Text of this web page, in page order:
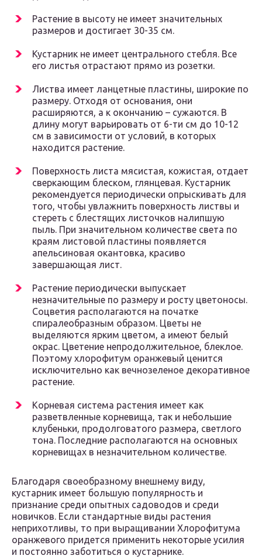
Растение в высоту не имеет значительных
размеров и достигает 30-35 см.
Кустарник не имеет центрального стебля. Все
его листья отрастают прямо из розетки.
Листва имеет ланцетные пластины, широкие по
размеру. Отходя от основания, они
расширяются, а к окончанию – сужаются. В
длину могут варьировать от 6-ти см до 10-12
см в зависимости от условий, в которых
находится растение.
Поверхность листа мясистая, кожистая, отдает
сверкающим блеском, глянцевая. Кустарник
рекомендуется периодически опрыскивать для
того, чтобы увлажнить поверхность листвы и
стереть с блестящих листочков налипшую
пыль. При значительном количестве света по
краям листовой пластины появляется
апельсиновая окантовка, красиво
завершающая лист.
Растение периодически выпускает
незначительные по размеру и росту цветоносы.
Соцветия располагаются на початке
спиралеобразным образом. Цветы не
выделяются ярким цветом, а имеют белый
окрас. Цветение непродолжительное, блеклое.
Поэтому хлорофитум оранжевый ценится
исключительно как вечнозеленое декоративное
растение.
Корневая система растения имеет как
разветвленные корневища, так и небольшие
клубеньки, продолговатого размера, светлого
тона. Последние располагаются на основных
корневищах в незначительном количестве.
Благодаря своеобразному внешнему виду,
кустарник имеет большую популярность и
признание среди опытных садоводов и среди
новичков. Если стандартные виды растения
неприхотливы, то при выращивании Хлорофитума
оранжевого придется применить некоторые усилия
и постоянно заботиться о кустарнике.